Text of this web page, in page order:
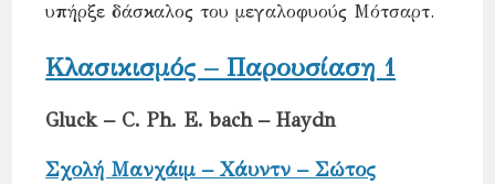
υπήρξε δάσκαλος του μεγαλοφυούς Μότσαρτ.
Κλασικισμός – Παρουσίαση 1
Gluck – C. Ph. E. bach – Haydn
Σχολή Μανχάιμ – Χάυντν – Σώτος